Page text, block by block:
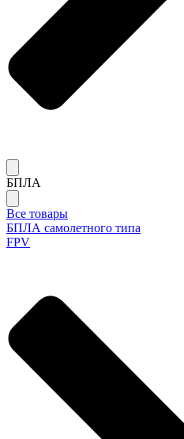
БПЛА
Все товары
БПЛА самолетного типа
FPV